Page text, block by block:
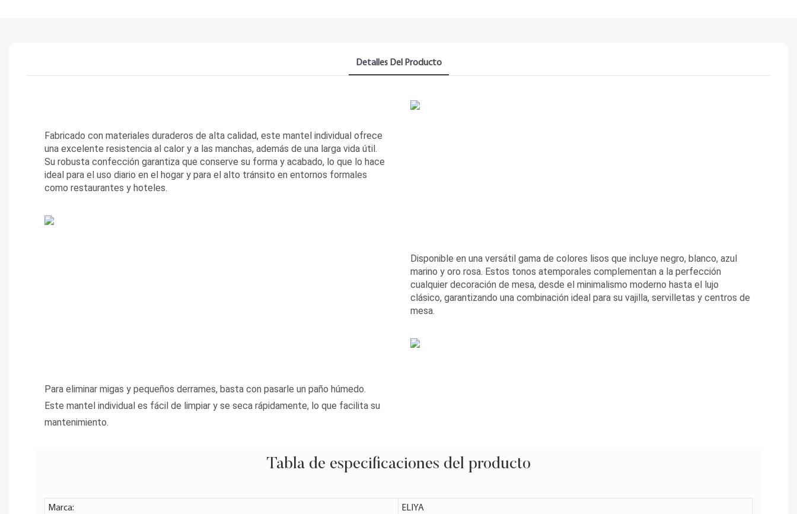
Detalles Del Producto
Fabricado con materiales duraderos de alta calidad, este mantel individual ofrece
una excelente resistencia al calor y a las manchas, además de una larga vida útil.
Su robusta confección garantiza que conserve su forma y acabado, lo que lo hace
ideal para el uso diario en el hogar y para el alto tránsito en entornos formales
como restaurantes y hoteles.
Disponible en una versátil gama de colores lisos que incluye negro, blanco, azul
marino y oro rosa. Estos tonos atemporales complementan a la perfección
cualquier decoración de mesa, desde el minimalismo moderno hasta el lujo
clásico, garantizando una combinación ideal para su vajilla, servilletas y centros de
mesa.
Para eliminar migas y pequeños derrames, basta con pasarle un paño húmedo.
Este mantel individual es fácil de limpiar y se seca rápidamente, lo que facilita su
mantenimiento.
Tabla de especificaciones del producto
Marca: ELIYA